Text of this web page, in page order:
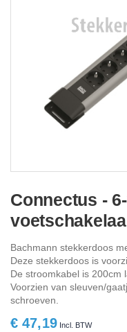
naar
het
begin
de
afbeeldingen-
gallerij
Connectus -
Bachmann stekkerdoos
Deze stekkerdoos is
De stroomkabel is 200cm
Voorzien van sleuven/
schroeven.
€ 47,19